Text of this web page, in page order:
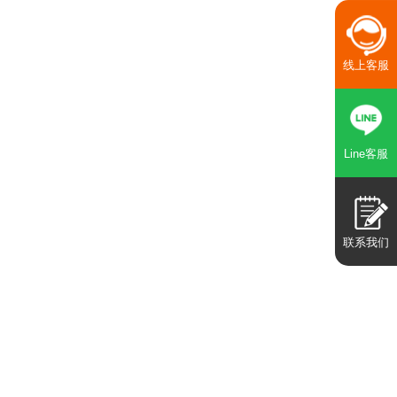
线上客服
Line客服
联系我们